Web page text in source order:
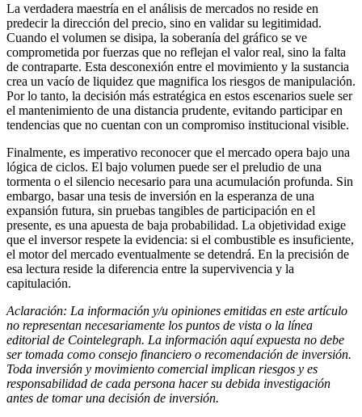
La verdadera maestría en el análisis de mercados no reside en
predecir la dirección del precio, sino en validar su legitimidad.
Cuando el volumen se disipa, la soberanía del gráfico se ve
comprometida por fuerzas que no reflejan el valor real, sino la falta
de contraparte. Esta desconexión entre el movimiento y la sustancia
crea un vacío de liquidez que magnifica los riesgos de manipulación.
Por lo tanto, la decisión más estratégica en estos escenarios suele ser
el mantenimiento de una distancia prudente, evitando participar en
tendencias que no cuentan con un compromiso institucional visible.
Finalmente, es imperativo reconocer que el mercado opera bajo una
lógica de ciclos. El bajo volumen puede ser el preludio de una
tormenta o el silencio necesario para una acumulación profunda. Sin
embargo, basar una tesis de inversión en la esperanza de una
expansión futura, sin pruebas tangibles de participación en el
presente, es una apuesta de baja probabilidad. La objetividad exige
que el inversor respete la evidencia: si el combustible es insuficiente,
el motor del mercado eventualmente se detendrá. En la precisión de
esa lectura reside la diferencia entre la supervivencia y la
capitulación.
Aclaración: La información y/u opiniones emitidas en este artículo
no representan necesariamente los puntos de vista o la línea
editorial de Cointelegraph. La información aquí expuesta no debe
ser tomada como consejo financiero o recomendación de inversión.
Toda inversión y movimiento comercial implican riesgos y es
responsabilidad de cada persona hacer su debida investigación
antes de tomar una decisión de inversión.